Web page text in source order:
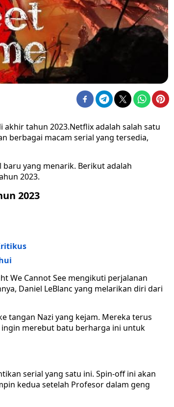
akhir tahun 2023.Netflix adalah salah satu
berbagai macam serial yang tersedia,
yang menarik. Berikut adalah
2023.
2023
We Cannot See mengikuti perjalanan
Daniel LeBlanc yang melarikan diri dari
tangan Nazi yang kejam. Mereka terus
merebut batu berharga ini untuk
serial yang satu ini. Spin-off ini akan
kedua setelah Profesor dalam geng